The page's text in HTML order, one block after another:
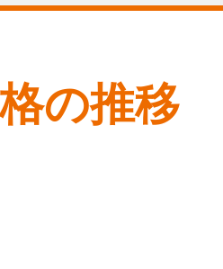
の推移